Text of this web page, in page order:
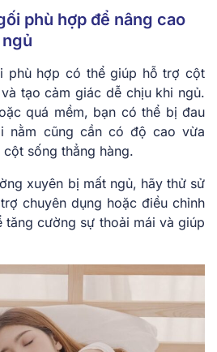
phù hợp để nâng cao
phù hợp có thể giúp hỗ trợ cột
tạo cảm giác dễ chịu khi ngủ.
quá mềm, bạn có thể bị đau
nằm cũng cần có độ cao vừa
sống thẳng hàng.
xuyên bị mất ngủ, hãy thử sử
chuyên dụng hoặc điều chỉnh
tăng cường sự thoải mái và giúp